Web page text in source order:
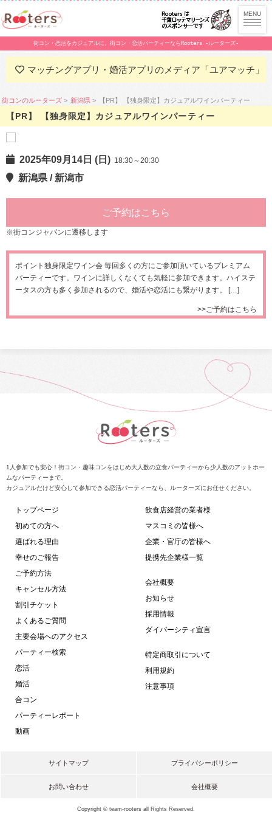
街コン・恋活をカジュアルに。街コン・恋活パーティーならRooters -ルーターズ-
マッチングアプリ・婚活アプリのメディア「ユアマッチ」
街コンのルーターズ 新潟県 【PR】 【独身限定】カジュアルワインパーティー
【PR】 【独身限定】カジュアルワインパーティー
2025年09月14日 (日) 18:30～20:30
新潟県 / 新潟市
ご予約はこちら
※街コンジャパンに遷移します
ポイント独身限定ワイン会 毎回多くの方にご参加頂いているプレミアム
パーティーです。ワインに詳しくなくても気軽に参加できます。ハイステ
ータスの方も多く参加されるので、婚活や恋活にも繋がります。 […]
>>ご予約はこちら
1人参加でも安心！街コン・趣味コンをはじめ大人数の立食パーティーから少人数のアットホー
ムなパーティーまで。
カジュアルだけど安心して参加できる恋活パーティーなら、ルーターズにお任せください。
トップページ
初めての方へ
選ばれる理由
幸せのご報告
ご予約方法
キャンセル方法
割引チケット
よくあるご質問
主要会場へのアクセス
パーティー検索
恋活
婚活
合コン
パーティーレポート
動画
飲食店経営の業者様
マスコミの皆様へ
企業・官庁の皆様へ
提携先企業様一覧
会社概要
お知らせ
採用情報
ダイバーシティ宣言
特定商取引について
利用規約
注意事項
サイトマップ プライバシーポリシー
お問い合わせ 会社概要
Copyright © team-rooters all Rights Reserved.